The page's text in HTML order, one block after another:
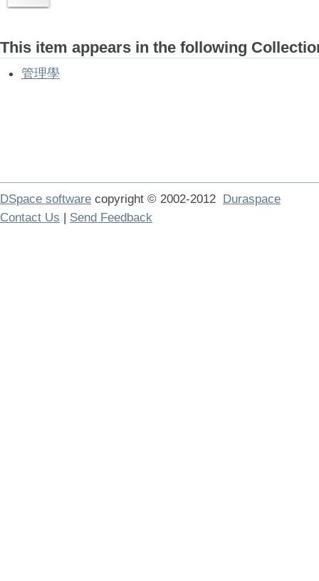
This item appears in the following
管理學
DSpace software copyright © 2002-2012 Duraspace
Contact Us | Send Feedback